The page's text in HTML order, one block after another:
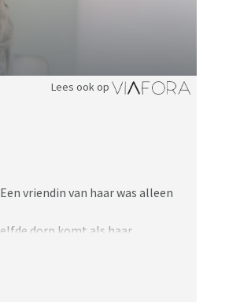
Lees ook op
vriendin van haar was alleen
dorp komt als haar
wat vrienden ( 6 stuks).